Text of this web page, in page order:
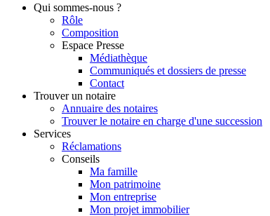
Qui sommes-nous ?
Rôle
Composition
Espace Presse
Médiathèque
Communiqués et dossiers de presse
Contact
Trouver un notaire
Annuaire des notaires
Trouver le notaire en charge d'une succession
Services
Réclamations
Conseils
Ma famille
Mon patrimoine
Mon entreprise
Mon projet immobilier